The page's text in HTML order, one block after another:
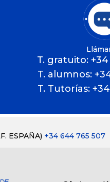
T. gratuito:
T. alumnos:
T. Tutorías:
ESPAÑA) +34 644 765 507